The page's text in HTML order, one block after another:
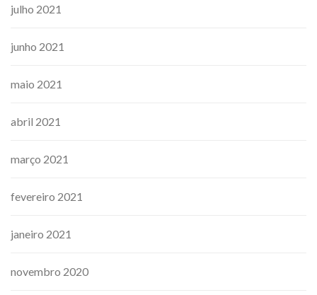
julho 2021
junho 2021
maio 2021
abril 2021
março 2021
fevereiro 2021
janeiro 2021
novembro 2020